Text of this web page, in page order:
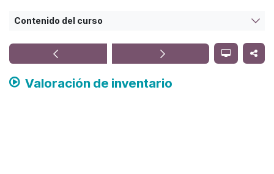
Contenido del curso
Valoración de inventario